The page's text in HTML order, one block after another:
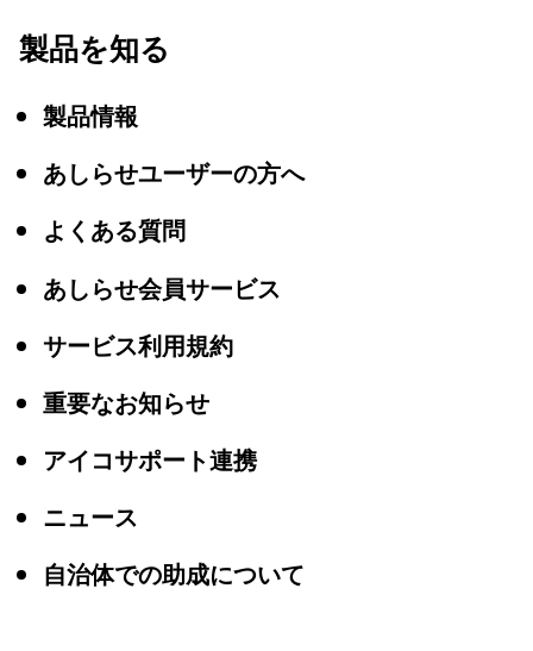
製品を知る
製品情報
あしらせユーザーの方へ
よくある質問
あしらせ会員サービス
サービス利用規約
重要なお知らせ
アイコサポート連携
ニュース
自治体での助成について